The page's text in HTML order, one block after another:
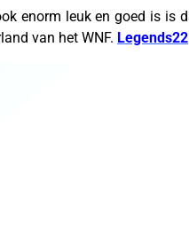
enorm leuk en goed is is
van het WNF. Legends22